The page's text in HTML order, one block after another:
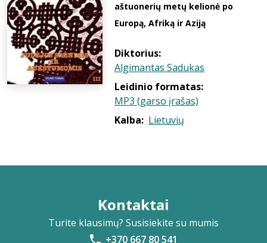
aštuonerių metų kelionė po
Europą, Afriką ir Aziją
Diktorius:
Algimantas Sadukas
Leidinio formatas:
MP3 (garso įrašas)
Kalba: Lietuvių
Kontaktai
Turite klausimų? Susisiekite su mumis
+370 667 80 541